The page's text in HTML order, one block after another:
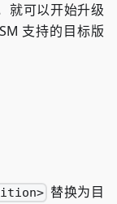
就可以开始升级
支持的目标版
替换为目